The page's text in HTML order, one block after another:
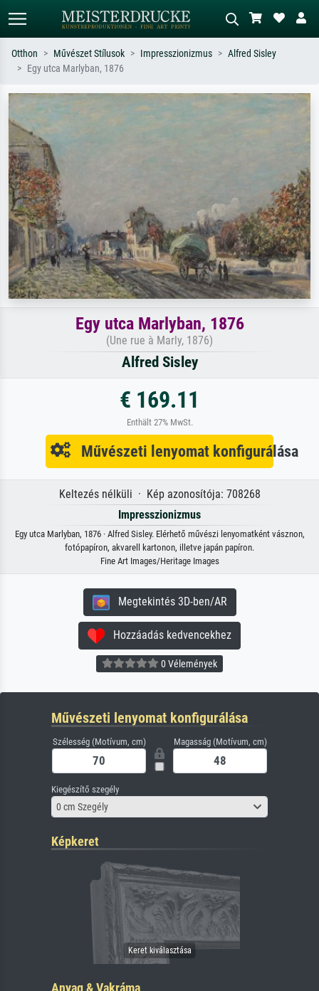
Keressen művész, műcím vagy stílus
impresszionizmus, Hokusai-hullám,
Írja le a jelenetet – pl. zöld rét, sok
piros absztrakt, sötét olajkép, álló akt
Otthon Művészet Stílusok Impresszionizmus
Alfred Sisley
Egy utca Marlyban, 1876
Egy utca Marlyban, 1876
(Une rue à Marly, 1876)
Alfred Sisley
€ 169.11
Enthält 27% MwSt.
Művészeti lenyomat konfigurálása
Keltezés nélküli · Kép azonosítója: 708268
Impresszionizmus
Egy utca Marlyban, 1876 · Alfred Sisley. Elérhető művészi lenyomatként vásznon,
fotópapíron, akvarell kartonon, illetve japán papíron.
Fine Art Images/Heritage Images
Megtekintés 3D-ben/AR
Hozzáadás kedvencekhez
0 Vélemények
Művészeti lenyomat konfigurálása
Szélesség (Motívum, cm) Magasság (Motívum, cm)
Kiegészítő szegély
0 cm Szegély
Képkeret